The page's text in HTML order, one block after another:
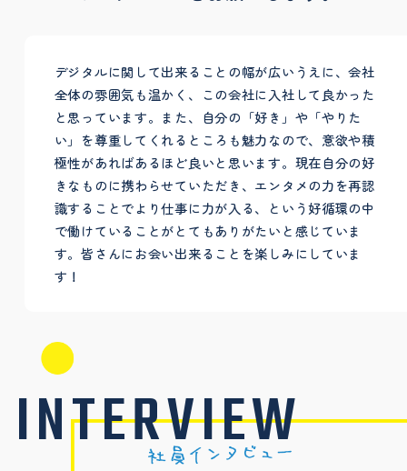
デジタルに関して出来ることの幅が広いうえに、会社
全体の雰囲気も温かく、この会社に入社して良かった
と思っています。また、自分の「好き」や「やりた
い」を尊重してくれるところも魅力なので、意欲や積
極性があればあるほど良いと思います。現在自分の好
きなものに携わらせていただき、エンタメの力を再認
識することでより仕事に力が入る、という好循環の中
で働けていることがとてもありがたいと感じていま
す。皆さんにお会い出来ることを楽しみにしていま
す！
INTERVIEW